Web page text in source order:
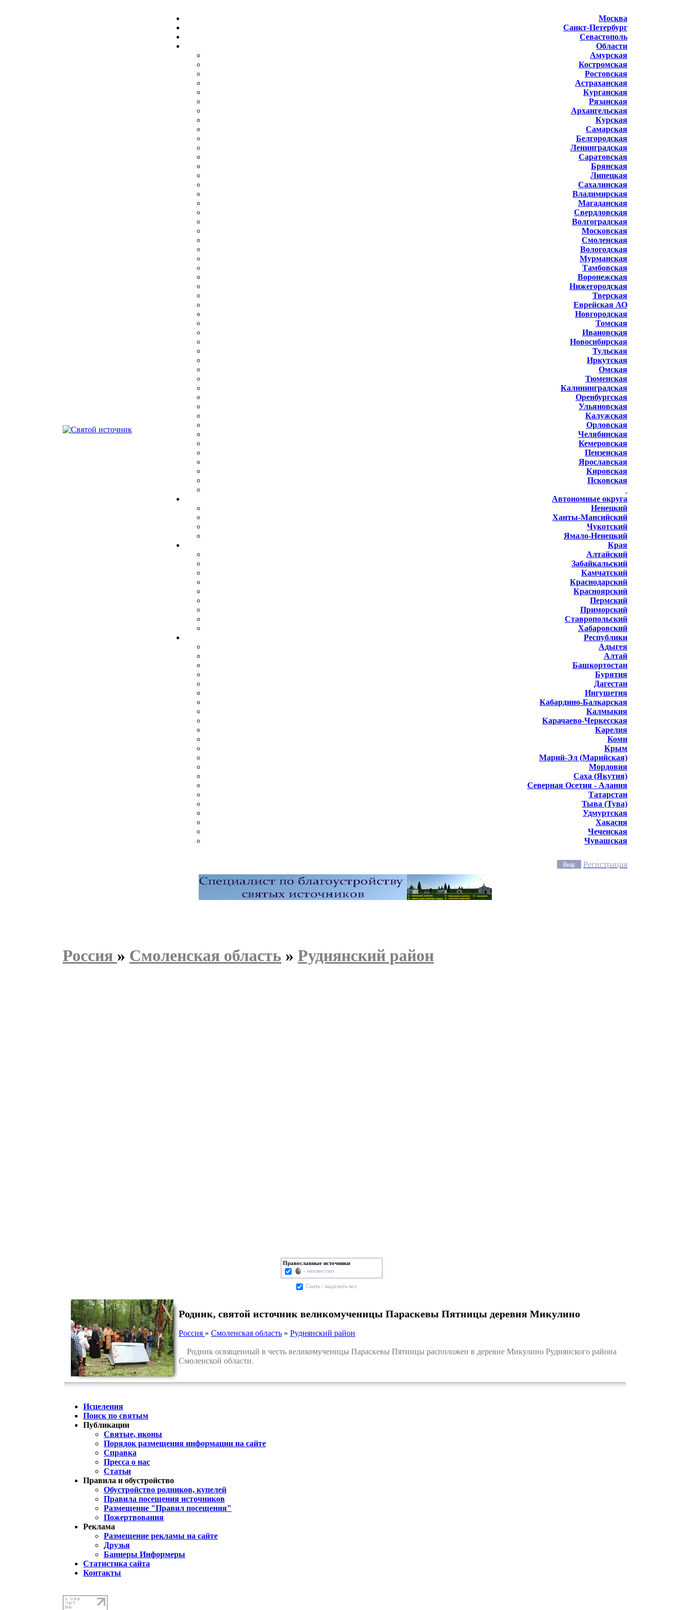
Москва
Санкт-Петербург
Севастополь
Области
Амурская
Костромская
Ростовская
Астраханская
Курганская
Рязанская
Архангельская
Курская
Самарская
Белгородская
Ленинградская
Саратовская
Брянская
Липецкая
Сахалинская
Владимирская
Магаданская
Свердловская
Волгоградская
Московская
Смоленская
Вологодская
Мурманская
Тамбовская
Воронежская
Нижегородская
Тверская
Еврейская АО
Новгородская
Томская
Ивановская
Новосибирская
Тульская
Иркутская
Омская
Тюменская
Калининградская
Оренбургская
Ульяновская
Калужская
Орловская
Челябинская
Кемеровская
Пензенская
Ярославская
Кировская
Псковская
Автономные округа
Ненецкий
Ханты-Мансийский
Чукотский
Ямало-Ненецкий
Края
Алтайский
Забайкальский
Камчатский
Краснодарский
Красноярский
Пермский
Приморский
Ставропольский
Хабаровский
Республики
Адыгея
Алтай
Башкортостан
Бурятия
Дагестан
Ингушетия
Кабардино-Балкарская
Калмыкия
Карачаево-Черкесская
Карелия
Коми
Крым
Марий-Эл (Марийская)
Мордовия
Саха (Якутия)
Северная Осетия - Алания
Татарстан
Тыва (Тува)
Удмуртская
Хакасия
Чеченская
Чувашская
Регистрация
Россия » Смоленская область » Руднянский район
Православные источники
- неизвестно
Cнять / выделить все
Родник, святой источник великомученицы Параскевы Пятницы деревня Микулино
Россия » Смоленская область » Руднянский район
Родник освященный в честь великомученицы Параскевы Пятницы расположен в деревне Микулино Руднянского района
Смоленской области.
Исцеления
Поиск по святым
Публикации
Святые, иконы
Порядок размещения информации на сайте
Справка
Пресса о нас
Статьи
Правила и обустройство
Обустройство родников, купелей
Правила посещения источников
Размещение "Правил посещения"
Пожертвования
Реклама
Размещение рекламы на сайте
Друзья
Баннеры Информеры
Статистика сайта
Контакты